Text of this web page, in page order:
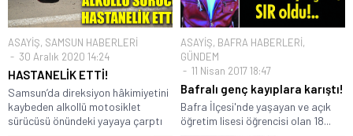
ASAYİŞ, SAMSUN HABERLERİ
30 Aralık 2020 14:24
HASTANELİK ETTİ!
Samsun’da direksiyon hâkimiyetini
kaybeden alkollü motosiklet
sürücüsü önündeki yayaya çarptı
ASAYİŞ, BAFRA HABERLERİ,
GÜNDEM
11 Nisan 2017 18:47
Bafralı genç kayıplara karıştı!
Bafra İlçesi'nde yaşayan ve açık
öğretim lisesi öğrencisi olan 18...